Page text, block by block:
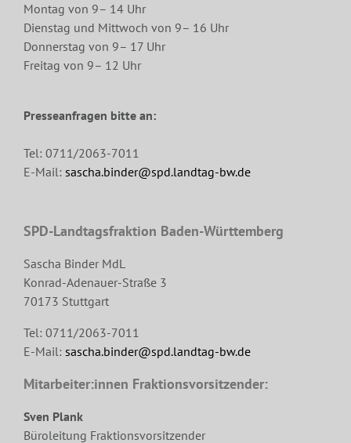
Montag von 9– 14 Uhr
Dienstag und Mittwoch von 9– 16 Uhr
Donnerstag von 9– 17 Uhr
Freitag von 9– 12 Uhr
Presseanfragen bitte an:
Tel: 0711/2063-7011
E-Mail: sascha.binder@spd.landtag-bw.de
SPD-Landtagsfraktion Baden-Württemberg
Sascha Binder MdL
Konrad-Adenauer-Straße 3
70173 Stuttgart
Tel: 0711/2063-7011
E-Mail: sascha.binder@spd.landtag-bw.de
Mitarbeiter:innen Fraktionsvorsitzender:
Sven Plank
Büroleitung Fraktionsvorsitzender